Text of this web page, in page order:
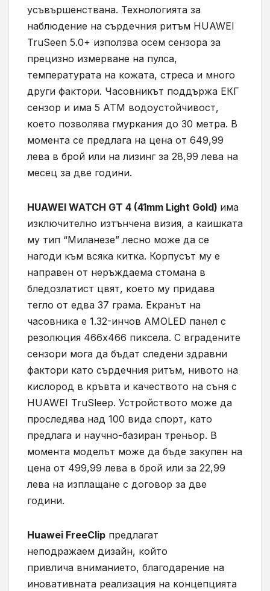
усъвършенствана. Технологията за
наблюдение на сърдечния ритъм HUAWEI
TruSeen 5.0+ използва осем сензора за
прецизно измерване на пулса,
температурата на кожата, стреса и много
други фактори. Часовникът поддържа ЕКГ
сензор и има 5 ATM водоустойчивост,
което позволява гмуркания до 30 метра. В
момента се предлага на цена от 649,99
лева в брой или на лизинг за 28,99 лева на
месец за две години.
HUAWEI WATCH GT 4 (41mm Light Gold) има
изключително изтънчена визия, а каишката
му тип “Миланезе” лесно може да се
нагоди към всяка китка. Корпусът му е
направен от неръждаема стомана в
бледозлатист цвят, което му придава
тегло от едва 37 грама. Екранът на
часовника е 1.32-инчов AMOLED панел с
резолюция 466х466 пиксела. С вградените
сензори мога да бъдат следени здравни
фактори като сърдечния ритъм, нивото на
кислород в кръвта и качеството на съня с
HUAWEI TruSleep. Устройството може да
проследява над 100 вида спорт, като
предлага и научно-базиран треньор. В
момента моделът може да бъде закупен на
цена от 499,99 лева в брой или за 22,99
лева на изплащане с договор за две
години.
Huawei FreeClip предлагат
неподражаем дизайн, който
привлича вниманието, благодарение на
иновативната реализация на концепцията